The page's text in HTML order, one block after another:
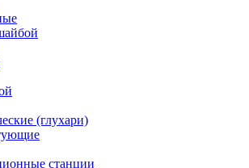
(глухари)
станции